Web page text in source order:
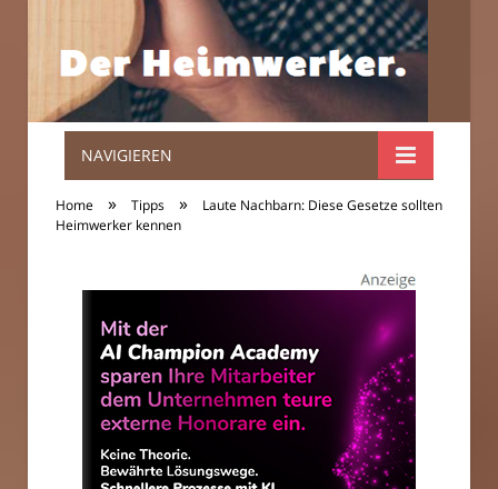
Der
Heimwerker.
NAVIGIEREN
Home » Tipps »
Laute Nachbarn: Diese Gesetze sollten
Heimwerker kennen